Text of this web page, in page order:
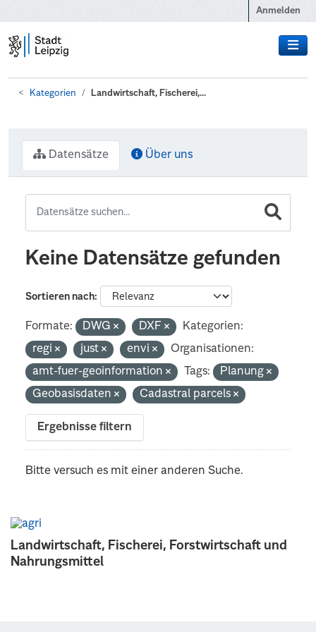
Anmelden
Kategorien Landwirtschaft, Fischerei,...
Landwirtschaft, Fischerei, Forstwirtschaft und
Nahrungsmittel
Datensätze Über uns
Keine Datensätze gefunden
Sortieren nach
Formate: DWG DXF
Kategorien:
regi
just envi
Organisationen:
amt-fuer-geoinformation
Tags:
Planung
Geobasisdaten
Cadastral parcels
Ergebnisse filtern
Bitte versuch es mit einer anderen Suche.